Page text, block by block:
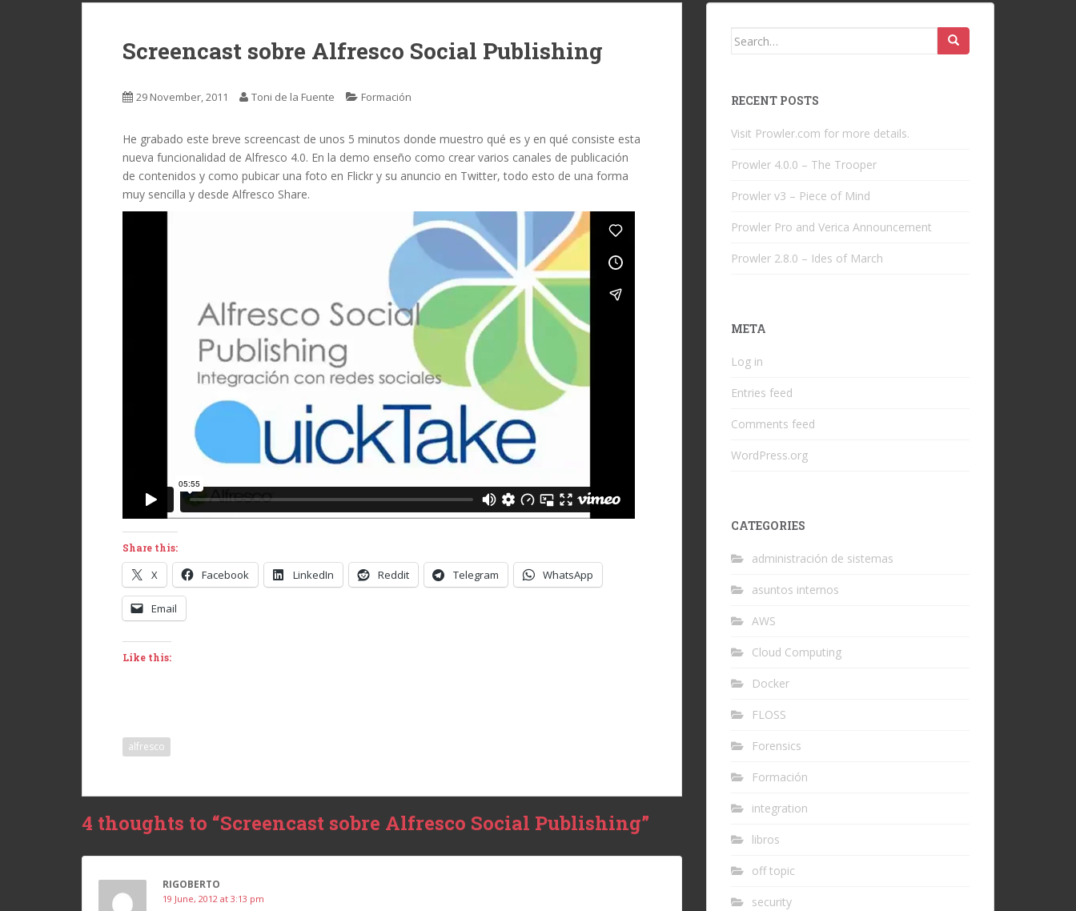
Screencast sobre Alfresco Social Publishing
29 November, 2011 Toni de la Fuente Formación
He grabado este breve screencast de unos 5 minutos donde muestro qué es y en qué consiste esta
nueva funcionalidad de Alfresco 4.0. En la demo enseño como crear varios canales de publicación
de contenidos y como pubicar una foto en Flickr y su anuncio en Twitter, todo esto de una forma
muy sencilla y desde Alfresco Share.
Share this:
X Facebook LinkedIn Reddit Telegram WhatsApp
Email
Like this:
alfresco
4 thoughts to “Screencast sobre Alfresco Social Publishing”
RIGOBERTO
19 June, 2012 at 3:13 pm
Search
RECENT POSTS
Visit Prowler.com for more details.
Prowler 4.0.0 – The Trooper
Prowler v3 – Piece of Mind
Prowler Pro and Verica Announcement
Prowler 2.8.0 – Ides of March
META
Log in
Entries feed
Comments feed
WordPress.org
CATEGORIES
administración de sistemas
asuntos internos
AWS
Cloud Computing
Docker
FLOSS
Forensics
Formación
integration
libros
off topic
security